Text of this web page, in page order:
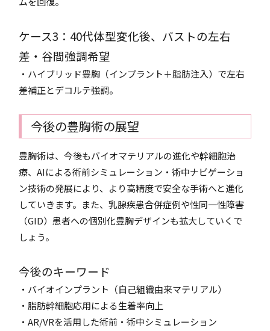
ケース3：40代体型変化後、バストの左右
差・谷間強調希望
・ハイブリッド豊胸（インプラント＋脂肪注入）で左右
差補正とデコルテ強調。
今後の豊胸術の展望
豊胸術は、今後もバイオマテリアルの進化や幹細胞治
療、AIによる術前シミュレーション・術中ナビゲーショ
ン技術の発展により、より高精度で安全な手術へと進化
していきます。また、乳腺疾患合併症例や性同一性障害
（GID）患者への個別化豊胸デザインも拡大していくで
しょう。
今後のキーワード
・バイオインプラント（自己組織由来マテリアル）
・脂肪幹細胞応用による生着率向上
・AR/VRを活用した術前・術中シミュレーション